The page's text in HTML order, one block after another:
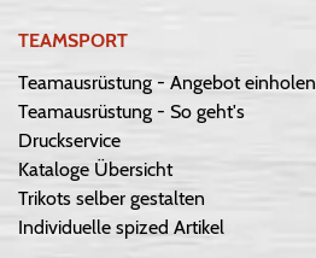
TEAMSPORT
Teamausrüstung - Angebot einholen
Teamausrüstung - So geht's
Druckservice
Kataloge Übersicht
Trikots selber gestalten
Individuelle spized Artikel